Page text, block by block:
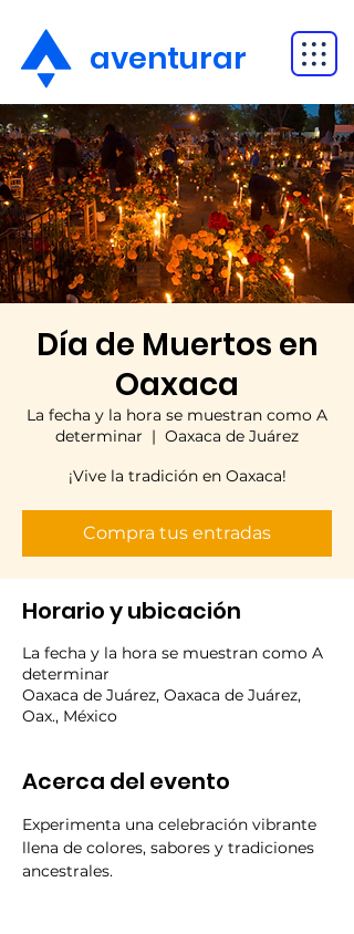
aventurar
Día de Muertos en
Oaxaca
La fecha y la hora se muestran como A
determinar
  |
Oaxaca de Juárez
¡Vive la tradición en Oaxaca!
Compra tus entradas
Horario y ubicación
La fecha y la hora se muestran como A
determinar
Oaxaca de Juárez, Oaxaca de Juárez,
Oax., México
Acerca del evento
Experimenta una celebración vibrante
llena de colores, sabores y tradiciones
ancestrales.